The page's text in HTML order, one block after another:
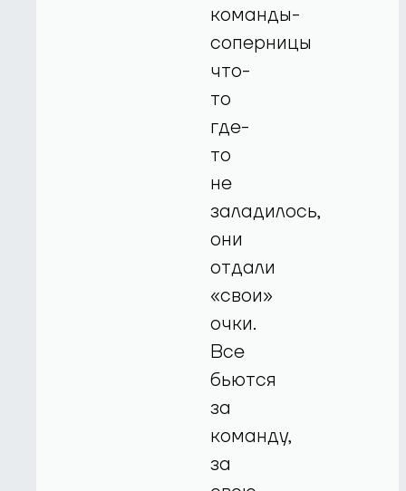
команды-
соперницы
что-
то
где-
то
не
заладилось,
они
отдали
«свои»
очки.
Все
бьются
за
команду,
за